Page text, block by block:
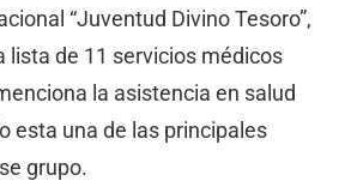
“Juventud Divino Tesoro”,
lista de 11 servicios médicos
la asistencia en salud
esta una de las principales
grupo.